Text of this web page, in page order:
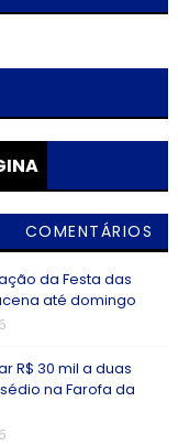
COMENTÁRIOS
da Festa das
até domingo
R$ 30 mil a duas
na Farofa da